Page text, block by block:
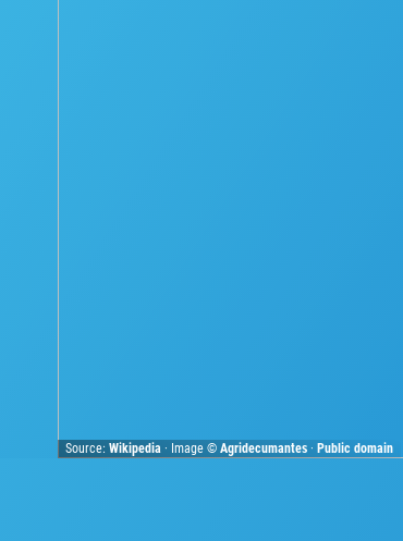
Source:Wikipedia · Image ©Agridecumantes ·Public domain